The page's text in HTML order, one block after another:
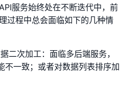
服务始终处在不断迭代中，前
过程中总会面临如下的几种情
二次加工：面临多后端服务，
不一致；或者对数据列表排序加